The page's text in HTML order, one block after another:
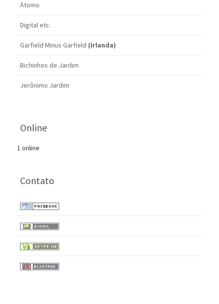
Átomo
Digital etc.
Garfield Minus Garfield (Irlanda)
Bichinhos de Jardim
Jerônimo Jardim
Online
1 online
Contato